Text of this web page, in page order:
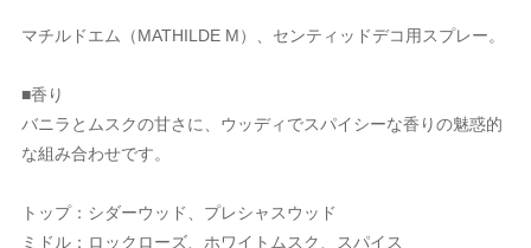
マチルドエム（MATHILDE M）、センティッドデコ用スプレー。
■香り
バニラとムスクの甘さに、ウッディでスパイシーな香りの魅惑的
な組み合わせです。
トップ：シダーウッド、プレシャスウッド
ミドル：ロックローズ、ホワイトムスク、スパイス